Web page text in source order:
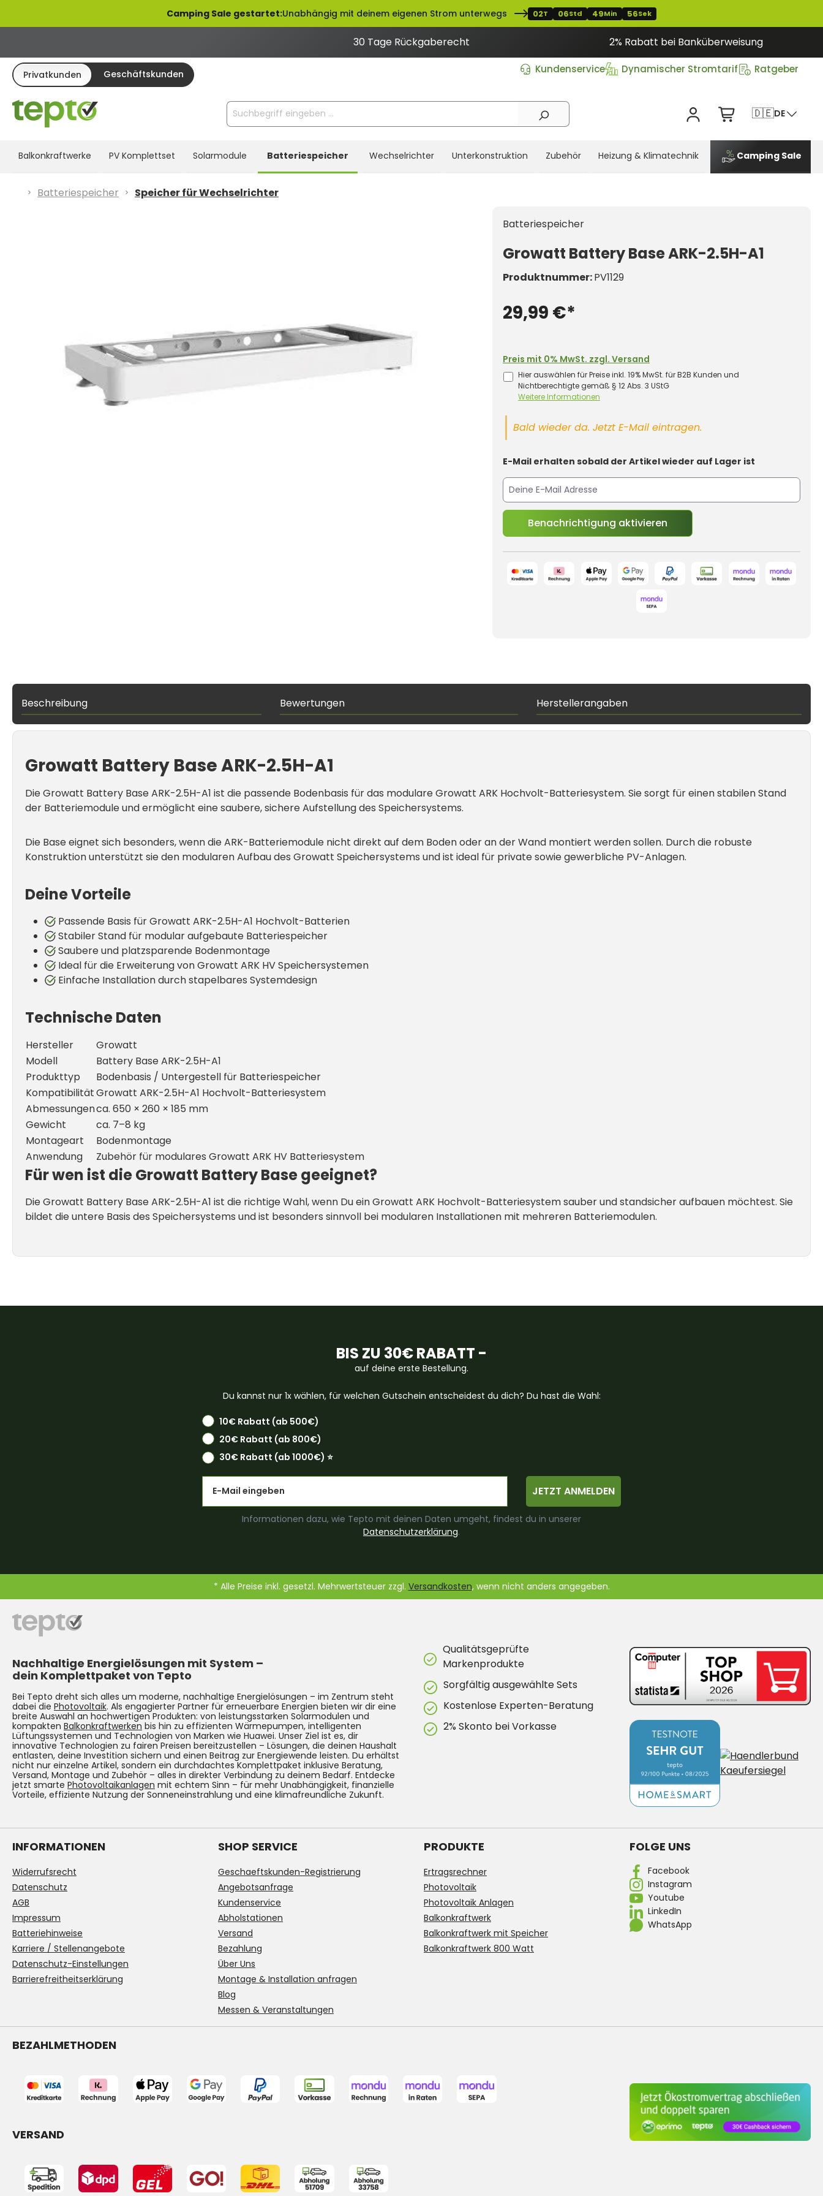
Zur Hauptnavigation springenCamping Sale gestartet:Unabhängig mit deinem eigenen Strom unterwegs 02T 06Std 49Min 56Sek
30 Tage Rückgaberecht 2% Rabatt bei Banküberweisung
Privatkunden Geschäftskunden Kundenservice Dynamischer Stromtarif Ratgeber
🇩🇪DE
Balkonkraftwerke PV Komplettset Solarmodule Batteriespeicher Wechselrichter Unterkonstruktion Zubehör Heizung & Klimatechnik Camping Sale
Batteriespeicher
Speicher für Wechselrichter
Batteriespeicher
Growatt Battery Base ARK-2.5H-A1
Produktnummer:PV1129
29,99 €*
Preis mit 0% MwSt. zzgl. Versand
Hier auswählen für Preise inkl. 19% MwSt. für B2B Kunden und
Nichtberechtigte gemäß § 12 Abs. 3 UStG
Weitere Informationen
Bald wieder da. Jetzt E-Mail eintragen.
E-Mail erhalten sobald der Artikel wieder auf Lager ist
Benachrichtigung aktivieren
Beschreibung Bewertungen Herstellerangaben
Growatt Battery Base ARK-2.5H-A1
Die Growatt Battery Base ARK-2.5H-A1 ist die passende Bodenbasis für das modulare Growatt ARK Hochvolt-Batteriesystem. Sie sorgt für einen stabilen Stand
der Batteriemodule und ermöglicht eine saubere, sichere Aufstellung des Speichersystems.
Die Base eignet sich besonders, wenn die ARK-Batteriemodule nicht direkt auf dem Boden oder an der Wand montiert werden sollen. Durch die robuste
Konstruktion unterstützt sie den modularen Aufbau des Growatt Speichersystems und ist ideal für private sowie gewerbliche PV-Anlagen.
Deine Vorteile
Passende Basis für Growatt ARK-2.5H-A1 Hochvolt-Batterien
Stabiler Stand für modular aufgebaute Batteriespeicher
Saubere und platzsparende Bodenmontage
Ideal für die Erweiterung von Growatt ARK HV Speichersystemen
Einfache Installation durch stapelbares Systemdesign
Technische Daten
Hersteller
Growatt
Modell
Battery Base ARK-2.5H-A1
Produkttyp
Bodenbasis / Untergestell für Batteriespeicher
KompatibilitätGrowatt ARK-2.5H-A1 Hochvolt-Batteriesystem
Abmessungenca. 650 × 260 × 185 mm
Gewicht
ca. 7–8 kg
Montageart
Bodenmontage
Anwendung
Zubehör für modulares Growatt ARK HV Batteriesystem
Für wen ist die Growatt Battery Base geeignet?
Die Growatt Battery Base ARK-2.5H-A1 ist die richtige Wahl, wenn Du ein Growatt ARK Hochvolt-Batteriesystem sauber und standsicher aufbauen möchtest. Sie
bildet die untere Basis des Speichersystems und ist besonders sinnvoll bei modularen Installationen mit mehreren Batteriemodulen.
BIS ZU 30€ RABATT -
auf deine erste Bestellung.
Du kannst nur 1x wählen, für welchen Gutschein entscheidest du dich? Du hast die Wahl:
10€ Rabatt (ab 500€)
20€ Rabatt (ab 800€)
30€ Rabatt (ab 1000€) ⭐️
JETZT ANMELDEN
Informationen dazu, wie Tepto mit deinen Daten umgeht, findest du in unserer
Datenschutzerklärung.
* Alle Preise inkl. gesetzl. Mehrwertsteuer zzgl. Versandkosten, wenn nicht anders angegeben.
Nachhaltige Energielösungen mit System –
dein Komplettpaket von Tepto
Bei Tepto dreht sich alles um moderne, nachhaltige Energielösungen – im Zentrum steht
dabei die Photovoltaik. Als engagierter Partner für erneuerbare Energien bieten wir dir eine
breite Auswahl an hochwertigen Produkten: von leistungsstarken Solarmodulen und
kompakten Balkonkraftwerken bis hin zu effizienten Wärmepumpen, intelligenten
Lüftungssystemen und Technologien von Marken wie Huawei. Unser Ziel ist es, dir
innovative Technologien zu fairen Preisen bereitzustellen – Lösungen, die deinen Haushalt
entlasten, deine Investition sichern und einen Beitrag zur Energiewende leisten. Du erhältst
nicht nur einzelne Artikel, sondern ein durchdachtes Komplettpaket inklusive Beratung,
Versand, Montage und Zubehör – alles in direkter Verbindung zu deinem Bedarf. Entdecke
jetzt smarte Photovoltaikanlagen mit echtem Sinn – für mehr Unabhängigkeit, finanzielle
Vorteile, effiziente Nutzung der Sonneneinstrahlung und eine klimafreundliche Zukunft.
Qualitätsgeprüfte
Markenprodukte
Sorgfältig ausgewählte Sets
Kostenlose Experten-Beratung
2% Skonto bei Vorkasse
FOLGE UNS
Facebook
Instagram
Youtube
LinkedIn
WhatsApp
INFORMATIONEN
Widerrufsrecht
Datenschutz
AGB
Impressum
Batteriehinweise
Karriere / Stellenangebote
Datenschutz-Einstellungen
Barrierefreitheitserklärung
SHOP SERVICE
Geschaeftskunden-Registrierung
Angebotsanfrage
Kundenservice
Abholstationen
Versand
Bezahlung
Über Uns
Montage & Installation anfragen
Blog
Messen & Veranstaltungen
PRODUKTE
Ertragsrechner
Photovoltaik
Photovoltaik Anlagen
Balkonkraftwerk
Balkonkraftwerk mit Speicher
Balkonkraftwerk 800 Watt
BEZAHLMETHODEN
VERSAND